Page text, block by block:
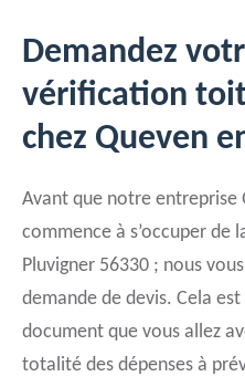
Demandez
vérification
chez Queven
Avant que notre entreprise
commence à s’occuper
Pluvigner 56330 ; nous
demande de devis. Cela
document que vous allez
totalité des dépenses à